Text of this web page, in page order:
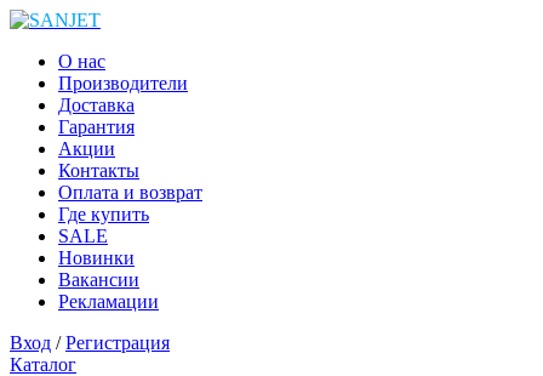
О нас
Производители
Доставка
Гарантия
Акции
Контакты
Оплата и возврат
Где купить
SALE
Новинки
Вакансии
Рекламации
Вход /Регистрация
Каталог